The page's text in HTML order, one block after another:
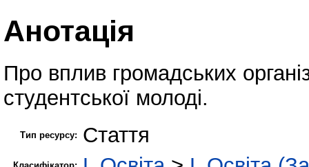
Анотація
Про вплив громадських
студентської молоді.
Тип ресурсу: Стаття